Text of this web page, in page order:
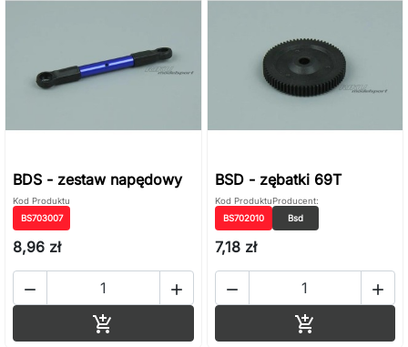
BDS - zestaw napędowy
Kod Produktu
BS703007
8,96 zł
 

BSD - zębatki 69T
Kod Produktu
BS702010
Producent:
Bsd
7,18 zł
 
